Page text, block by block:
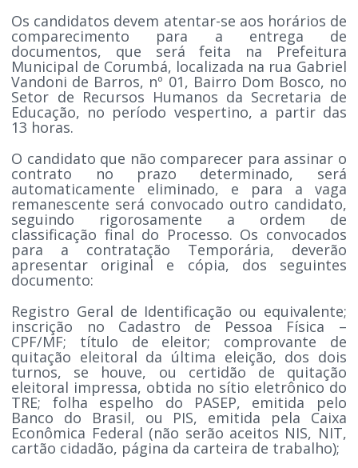
Os candidatos devem atentar-se aos horários de
comparecimento para a entrega de
documentos, que será feita na Prefeitura
Municipal de Corumbá, localizada na rua Gabriel
Vandoni de Barros, nº 01, Bairro Dom Bosco, no
Setor de Recursos Humanos da Secretaria de
Educação, no período vespertino, a partir das
13 horas.
O candidato que não comparecer para assinar o
contrato no prazo determinado, será
automaticamente eliminado, e para a vaga
remanescente será convocado outro candidato,
seguindo rigorosamente a ordem de
classificação final do Processo. Os convocados
para a contratação Temporária, deverão
apresentar original e cópia, dos seguintes
documento:
Registro Geral de Identificação ou equivalente;
inscrição no Cadastro de Pessoa Física –
CPF/MF; título de eleitor; comprovante de
quitação eleitoral da última eleição, dos dois
turnos, se houve, ou certidão de quitação
eleitoral impressa, obtida no sítio eletrônico do
TRE; folha espelho do PASEP, emitida pelo
Banco do Brasil, ou PIS, emitida pela Caixa
Econômica Federal (não serão aceitos NIS, NIT,
cartão cidadão, página da carteira de trabalho);